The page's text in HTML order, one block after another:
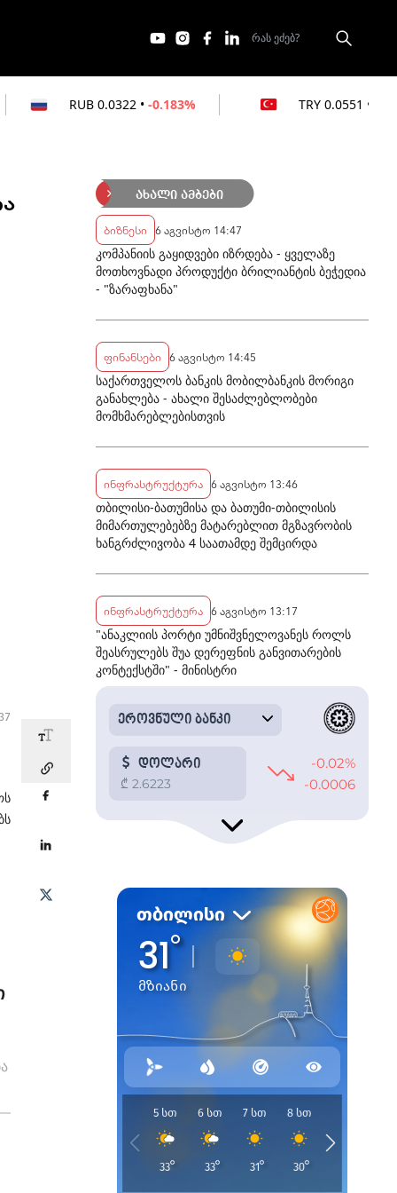
0.0322 • -0.183% 0.0551 • 0%
ახალი ამბები
ბიზნესი 6 აგვისტო 14:47
კომპანიის გაყიდვები იზრდება - ყველაზე
მოთხოვნადი პროდუქტი ბრილიანტის ბეჭედია
- "ზარაფხანა"
ფინანსები 6 აგვისტო 14:45
საქართველოს ბანკის მობილბანკის მორიგი
განახლება - ახალი შესაძლებლობები
მომხმარებლებისთვის
ინფრასტრუქტურა 6 აგვისტო 13:46
თბილისი-ბათუმისა და ბათუმი-თბილისის
მიმართულებებზე მატარებლით მგზავრობის
ხანგრძლივობა 4 საათამდე შემცირდა
ინფრასტრუქტურა 6 აგვისტო 13:17
"ანაკლიის პორტი უმნიშვნელოვანეს როლს
შეასრულებს შუა დერეფნის განვითარების
კონტექსტში" - მინისტრი